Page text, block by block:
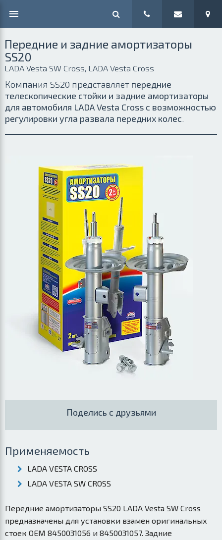
Передние и задние амортизаторы
SS20
LADA Vesta SW Cross, LADA Vesta Cross
Компания SS20 представляет передние
телескопические стойки и задние амортизаторы
для автомобиля LADA Vesta Cross с возможностью
регулировки угла развала передних колес.
Поделись с друзьями
Применяемость
LADA VESTA CROSS
LADA VESTA SW CROSS
Передние амортизаторы SS20 LADA Vesta SW Cross
предназначены для установки взамен оригинальных
стоек OEM 8450031056 и 8450031057. Задние